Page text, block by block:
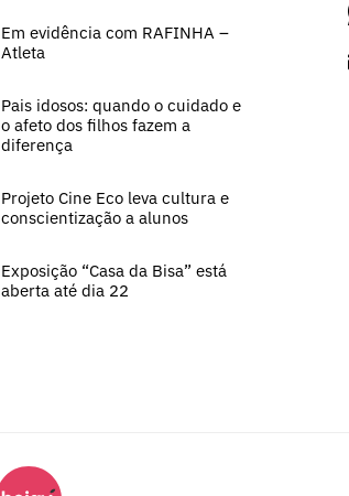
Em evidência com RAFINHA –
Atleta
Pais idosos: quando o cuidado e
o afeto dos filhos fazem a
diferença
Projeto Cine Eco leva cultura e
conscientização a alunos
Exposição “Casa da Bisa” está
aberta até dia 22